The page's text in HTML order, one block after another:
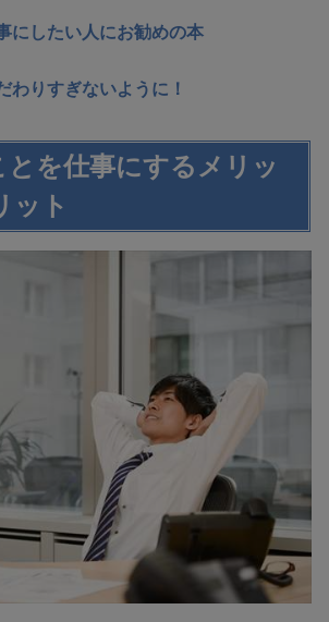
にしたい人にお勧めの本
わりすぎないように！
とを仕事にするメリッ
ット